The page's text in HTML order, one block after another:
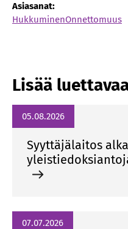
Asiasanat:
HukkuminenOnnettomuus
Lisää
05.08.2026
Syyttäjälaitos
07.07.2026